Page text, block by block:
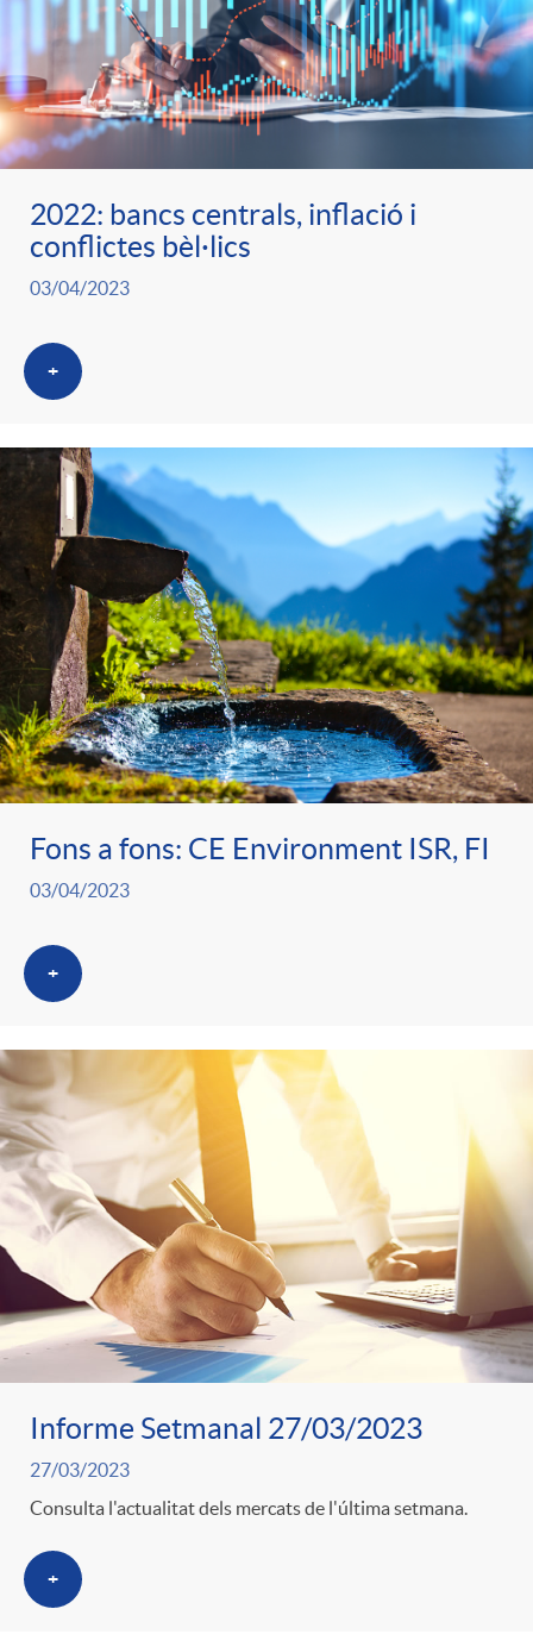
2022: bancs centrals, inflació i
conflictes bèl·lics
03/04/2023
+
Fons a fons: CE Environment ISR, FI
03/04/2023
+
Informe Setmanal 27/03/2023
27/03/2023
Consulta l'actualitat dels mercats de l'última setmana.
+